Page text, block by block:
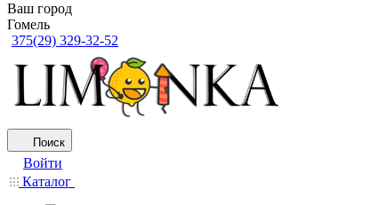
Ваш город
Гомель
375(29) 329-32-52
Поиск
Войти
Каталог